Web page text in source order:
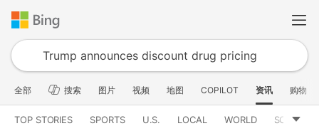
全部 搜索 图片 视频 地图 COPILOT 资讯 购物
TOP STORIES SPORTS U.S. LOCAL WORLD SCIENCE